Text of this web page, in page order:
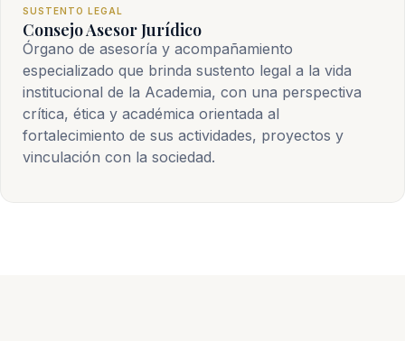
SUSTENTO LEGAL
Consejo Asesor Jurídico
Órgano de asesoría y acompañamiento
especializado que brinda sustento legal a la vida
institucional de la Academia, con una perspectiva
crítica, ética y académica orientada al
fortalecimiento de sus actividades, proyectos y
vinculación con la sociedad.